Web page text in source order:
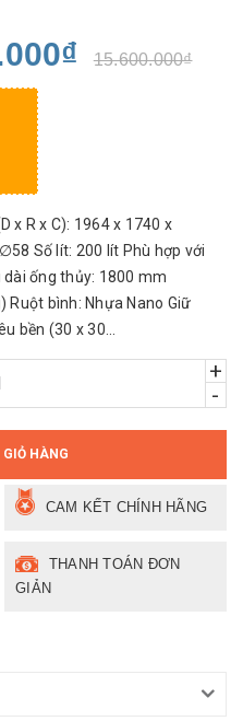
15.600.000₫
x R x C): 1964 x 1740 x
Số lít: 200 lít Phù hợp với
dài ống thủy: 1800 mm
Ruột bình: Nhựa Nano Giữ
bền (30 x 30...
+
-
HÀNG
CAM KẾT CHÍNH HÃNG
THANH TOÁN ĐƠN
GIẢN